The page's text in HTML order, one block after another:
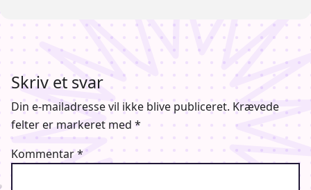
Skriv et svar
Din e-mailadresse vil ikke blive publiceret. Krævede
felter er markeret med *
Kommentar*